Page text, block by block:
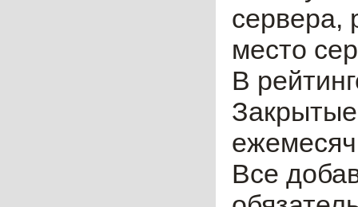
сервера,
место
В
Все